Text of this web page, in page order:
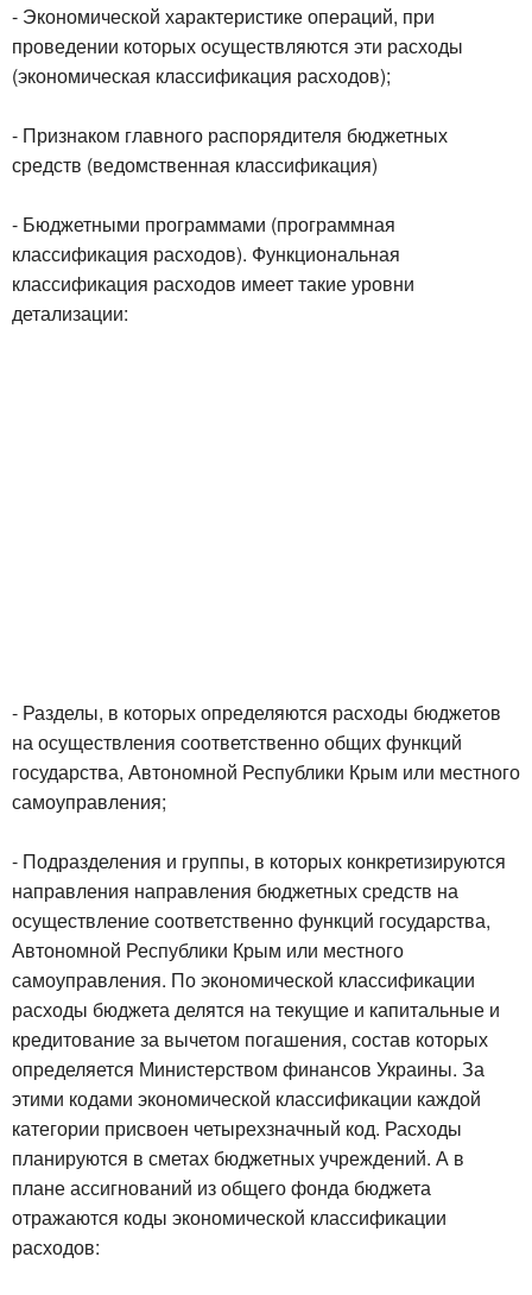
- Экономической характеристике операций, при
проведении которых осуществляются эти расходы
(экономическая классификация расходов);
- Признаком главного распорядителя бюджетных
средств (ведомственная классификация)
- Бюджетными программами (программная
классификация расходов). Функциональная
классификация расходов имеет такие уровни
детализации:
- Разделы, в которых определяются расходы бюджетов
на осуществления соответственно общих функций
государства, Автономной Республики Крым или местного
самоуправления;
- Подразделения и группы, в которых конкретизируются
направления направления бюджетных средств на
осуществление соответственно функций государства,
Автономной Республики Крым или местного
самоуправления. По экономической классификации
расходы бюджета делятся на текущие и капитальные и
кредитование за вычетом погашения, состав которых
определяется Министерством финансов Украины. За
этими кодами экономической классификации каждой
категории присвоен четырехзначный код. Расходы
планируются в сметах бюджетных учреждений. А в
плане ассигнований из общего фонда бюджета
отражаются коды экономической классификации
расходов: